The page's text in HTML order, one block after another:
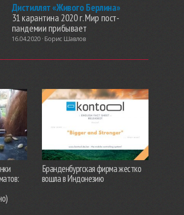
Дистиллят «Живого Берлина»
31 карантина 2020 г. Мир пост-
пандемии прибывает
16.04.2020 · Борис Шавлов
Бранденбургская фирма жестко
вошла в Индонезию